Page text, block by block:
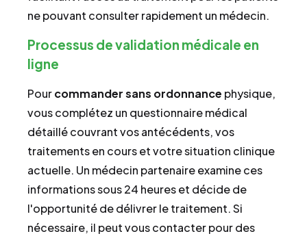
ne pouvant consulter rapidement un médecin.
Processus de validation médicale en
ligne
Pourcommandersans ordonnance physique,
vous complétez un questionnaire médical
détaillé couvrant vos antécédents, vos
traitements en cours et votre situation clinique
actuelle. Un médecin partenaire examine ces
informations sous 24 heures et décide de
l'opportunité de délivrer le traitement. Si
nécessaire, il peut vous contacter pour des